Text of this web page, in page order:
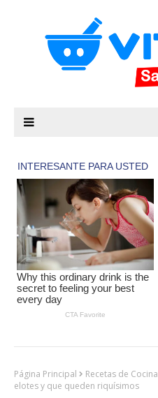
Página Principal Recetas de Cocina
elotes y que queden riquísimos